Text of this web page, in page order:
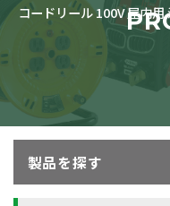
コードリール 100V 屋内
製品を探す